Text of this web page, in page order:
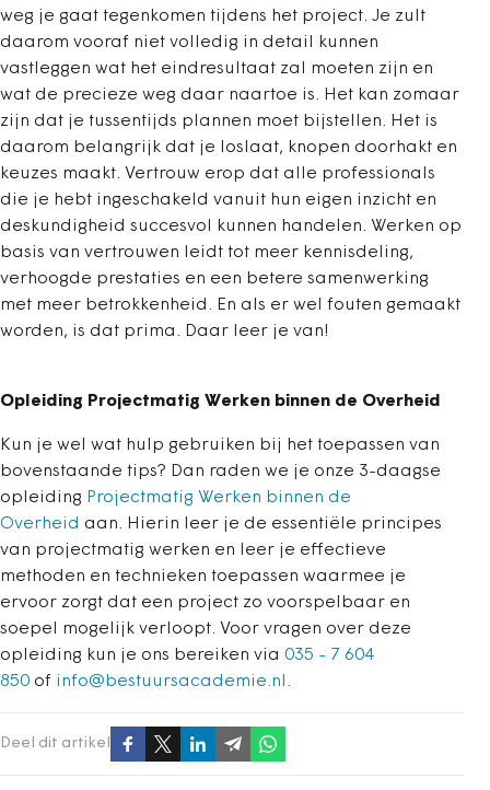
weg je gaat tegenkomen tijdens het project. Je zult
daarom vooraf niet volledig in detail kunnen
vastleggen wat het eindresultaat zal moeten zijn en
wat de precieze weg daar naartoe is. Het kan zomaar
zijn dat je tussentijds plannen moet bijstellen. Het is
daarom belangrijk dat je loslaat, knopen doorhakt en
keuzes maakt. Vertrouw erop dat alle professionals
die je hebt ingeschakeld vanuit hun eigen inzicht en
deskundigheid succesvol kunnen handelen. Werken op
basis van vertrouwen leidt tot meer kennisdeling,
verhoogde prestaties en een betere samenwerking
met meer betrokkenheid. En als er wel fouten gemaakt
worden, is dat prima. Daar leer je van!
Opleiding Projectmatig Werken binnen de Overheid
Kun je wel wat hulp gebruiken bij het toepassen van
bovenstaande tips? Dan raden we je onze 3-daagse
opleiding Projectmatig Werken binnen de
Overheid aan. Hierin leer je de essentiële principes
van projectmatig werken en leer je effectieve
methoden en technieken toepassen waarmee je
ervoor zorgt dat een project zo voorspelbaar en
soepel mogelijk verloopt. Voor vragen over deze
opleiding kun je ons bereiken via 035 - 7 604
850 of info@bestuursacademie.nl .
Deel dit artikel